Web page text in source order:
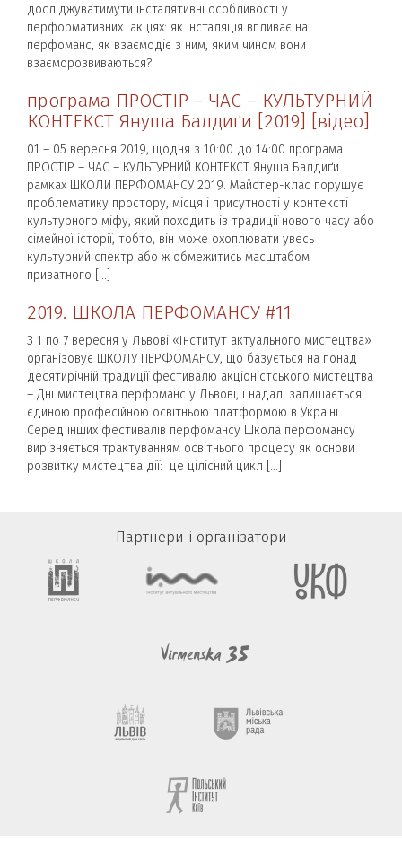
досліджуватимути інсталятивні особливості у
перформативних акціях: як інсталяція впливає на
перфоманс, як взаємодіє з ним, яким чином вони
взаєморозвиваються?
програма ПРОСТІР – ЧАС – КУЛЬТУРНИЙ
КОНТЕКСТ Януша Балдиґи [2019] [відео]
01 – 05 вересня 2019, щодня з 10:00 до 14:00 програма
ПРОСТІР – ЧАС – КУЛЬТУРНИЙ КОНТЕКСТ Януша Балдиґи
рамках ШКОЛИ ПЕРФОМАНСУ 2019. Майстер-клас порушує
проблематику простору, місця і присутності у контексті
культурного міфу, який походить із традиції нового часу або
сімейної історії, тобто, він може охоплювати увесь
культурний спектр або ж обмежитись масштабом
приватного […]
2019. ШКОЛА ПЕРФОМАНСУ #11
З 1 по 7 вересня у Львові «Інститут актуального мистецтва»
організовує ШКОЛУ ПЕРФОМАНСУ, що базується на понад
десятирічній традиції фестивалю акціоністського мистецтва
– Дні мистецтва перфоманс у Львові, і надалі залишається
єдиною професійною освітньою платформою в Україні.
Серед інших фестивалів перфомансу Школа перфомансу
вирізняється трактуванням освітнього процесу як основи
розвитку мистецтва дії: це цілісний цикл […]
Партнери і організатори